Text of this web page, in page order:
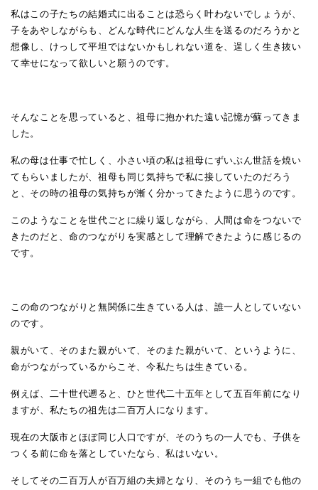
私はこの子たちの結婚式に出ることは恐らく叶わないでしょうが、
子をあやしながらも、どんな時代にどんな人生を送るのだろうかと
想像し、けっして平坦ではないかもしれない道を、逞しく生き抜い
て幸せになって欲しいと願うのです。
そんなことを思っていると、祖母に抱かれた遠い記憶が蘇ってきま
した。
私の母は仕事で忙しく、小さい頃の私は祖母にずいぶん世話を焼い
てもらいましたが、祖母も同じ気持ちで私に接していたのだろう
と、その時の祖母の気持ちが漸く分かってきたように思うのです。
このようなことを世代ごとに繰り返しながら、人間は命をつないで
きたのだと、命のつながりを実感として理解できたように感じるの
です。
この命のつながりと無関係に生きている人は、誰一人としていない
のです。
親がいて、そのまた親がいて、そのまた親がいて、というように、
命がつながっているからこそ、今私たちは生きている。
例えば、二十世代遡ると、ひと世代二十五年として五百年前になり
ますが、私たちの祖先は二百万人になります。
現在の大阪市とほぼ同じ人口ですが、そのうちの一人でも、子供を
つくる前に命を落としていたなら、私はいない。
そしてその二百万人が百万組の夫婦となり、そのうち一組でも他の